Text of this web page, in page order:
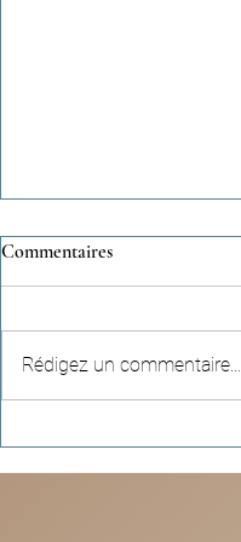
Commentaires
Rédigez un commentaire...